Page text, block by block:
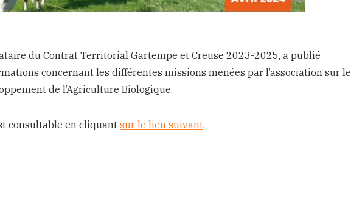
du Contrat Territorial Gartempe et Creuse 2023-2025, a publié
concernant les différentes missions menées par l’association sur le
de l’Agriculture Biologique.
consultable en cliquant sur le lien suivant.